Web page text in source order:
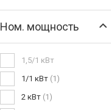
Ном. мощность
1,5/1 кВт
1/1 кВт 1
2 кВт 1